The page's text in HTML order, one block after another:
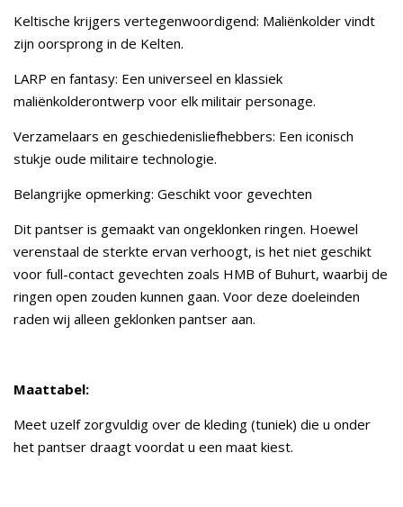
Keltische krijgers vertegenwoordigend: Maliënkolder vindt
zijn oorsprong in de Kelten.
LARP en fantasy: Een universeel en klassiek
maliënkolderontwerp voor elk militair personage.
Verzamelaars en geschiedenisliefhebbers: Een iconisch
stukje oude militaire technologie.
Belangrijke opmerking: Geschikt voor gevechten
Dit pantser is gemaakt van ongeklonken ringen. Hoewel
verenstaal de sterkte ervan verhoogt, is het niet geschikt
voor full-contact gevechten zoals HMB of Buhurt, waarbij de
ringen open zouden kunnen gaan. Voor deze doeleinden
raden wij alleen geklonken pantser aan.
Maattabel:
Meet uzelf zorgvuldig over de kleding (tuniek) die u onder
het pantser draagt voordat u een maat kiest.